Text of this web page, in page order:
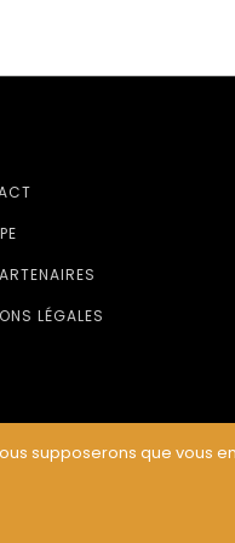
LÉGALES
supposerons que vous